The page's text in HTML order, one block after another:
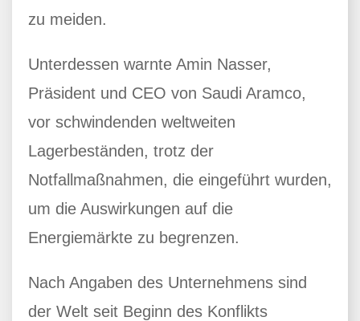
zu meiden.
Unterdessen warnte Amin Nasser,
Präsident und CEO von Saudi Aramco,
vor schwindenden weltweiten
Lagerbeständen, trotz der
Notfallmaßnahmen, die eingeführt wurden,
um die Auswirkungen auf die
Energiemärkte zu begrenzen.
Nach Angaben des Unternehmens sind
der Welt seit Beginn des Konflikts